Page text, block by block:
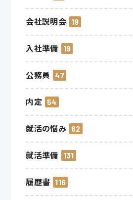
会社説明会 19
入社準備 19
公務員 47
内定 54
就活の悩み 62
就活準備 131
履歴書 116